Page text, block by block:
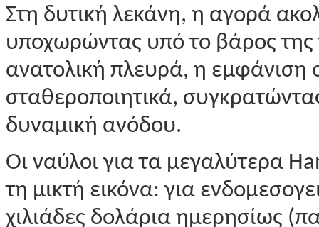
Στη δυτική λεκάνη, η αγορά
υποχωρώντας υπό το βάρος της
ανατολική πλευρά, η εμφάνιση
σταθεροποιητικά,
δυναμική ανόδου.
Οι ναύλοι για τα μεγαλύτερα
τη μικτή εικόνα: για
χιλιάδες δολάρια ημερησίως